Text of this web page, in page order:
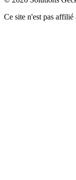
Ce site n'est pas